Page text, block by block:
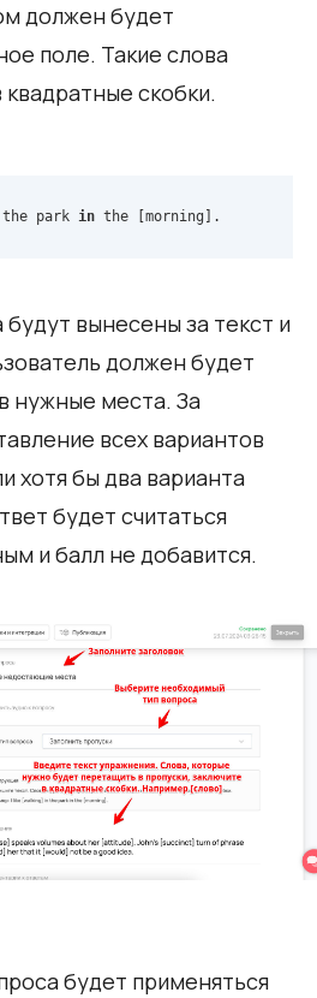
должен будет
поле. Такие слова
скобки.
the park in the [morning].
вынесены за текст и
должен будет
нужные места. За
всех вариантов
хотя бы два варианта
будет считаться
и балл не добавится.
будет применяться